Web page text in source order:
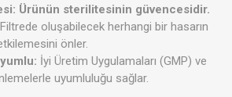
Ürünün sterilitesinin güvencesidir.
Filtrede oluşabilecek herhangi bir hasarın
önler.
İyi Üretim Uygulamaları (GMP) ve
uyumluluğu sağlar.